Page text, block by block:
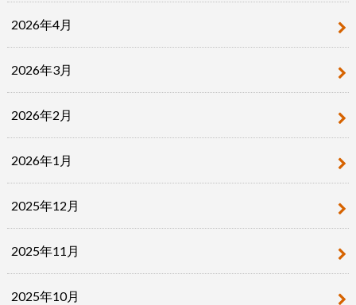
2026年4月
2026年3月
2026年2月
2026年1月
2025年12月
2025年11月
2025年10月